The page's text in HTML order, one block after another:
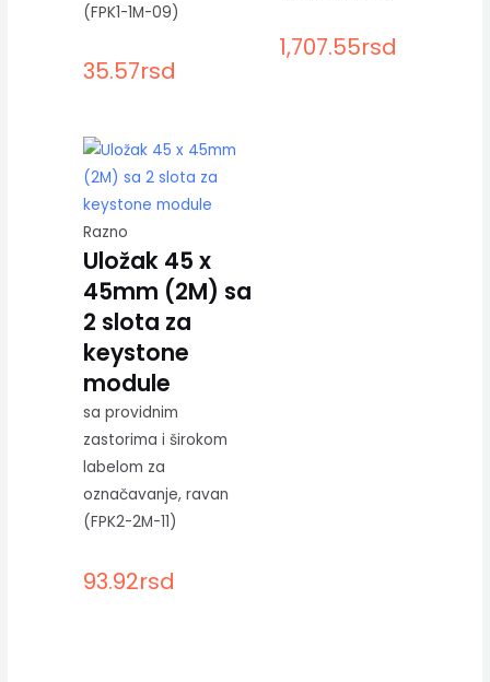
(FPK1-1M-09)
35.57rsd
1,707.55rsd
Razno
Uložak 45 x
45mm (2M) sa
2 slota za
keystone
module
sa providnim
zastorima i širokom
labelom za
označavanje, ravan
(FPK2-2M-11)
93.92rsd